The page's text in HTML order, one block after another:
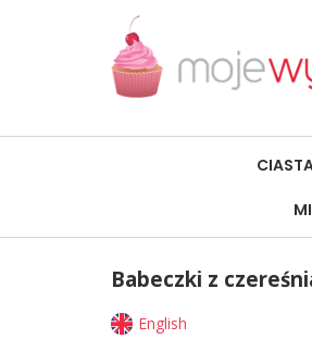
Babeczki z
English